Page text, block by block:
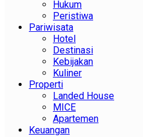
Hukum
Peristiwa
Pariwisata
Hotel
Destinasi
Kebijakan
Kuliner
Properti
Landed House
MICE
Apartemen
Keuangan